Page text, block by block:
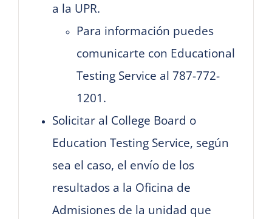
a la UPR.
Para información puedes
comunicarte con Educational
Testing Service al 787-772-
1201.
Solicitar al College Board o
Education Testing Service, según
sea el caso, el envío de los
resultados a la Oficina de
Admisiones de la unidad que